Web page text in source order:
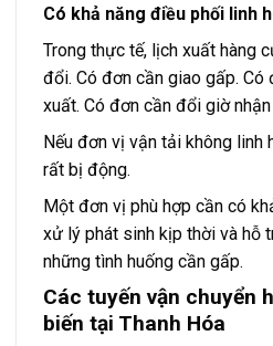
Có khả năng điều phối linh
Trong thực tế, lịch xuất hàng
đổi. Có đơn cần giao gấp.
xuất. Có đơn cần đổi giờ nhận
Nếu đơn vị vận tải không linh
rất bị động.
Một đơn vị phù hợp cần có
xử lý phát sinh kịp thời và hỗ
những tình huống cần gấp.
Các tuyến vận chuyển
biến tại Thanh Hóa